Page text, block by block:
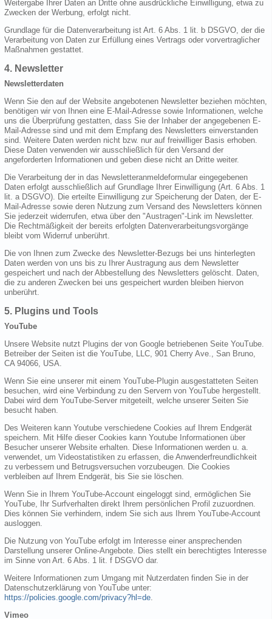
Weitergabe Ihrer Daten an Dritte ohne ausdrückliche Einwilligung, etwa zu
Zwecken der Werbung, erfolgt nicht.
Grundlage für die Datenverarbeitung ist Art. 6 Abs. 1 lit. b DSGVO, der die
Verarbeitung von Daten zur Erfüllung eines Vertrags oder vorvertraglicher
Maßnahmen gestattet.
4. Newsletter
Newsletterdaten
Wenn Sie den auf der Website angebotenen Newsletter beziehen möchten,
benötigen wir von Ihnen eine E-Mail-Adresse sowie Informationen, welche
uns die Überprüfung gestatten, dass Sie der Inhaber der angegebenen E-
Mail-Adresse sind und mit dem Empfang des Newsletters einverstanden
sind. Weitere Daten werden nicht bzw. nur auf freiwilliger Basis erhoben.
Diese Daten verwenden wir ausschließlich für den Versand der
angeforderten Informationen und geben diese nicht an Dritte weiter.
Die Verarbeitung der in das Newsletteranmeldeformular eingegebenen
Daten erfolgt ausschließlich auf Grundlage Ihrer Einwilligung (Art. 6 Abs. 1
lit. a DSGVO). Die erteilte Einwilligung zur Speicherung der Daten, der E-
Mail-Adresse sowie deren Nutzung zum Versand des Newsletters können
Sie jederzeit widerrufen, etwa über den "Austragen"-Link im Newsletter.
Die Rechtmäßigkeit der bereits erfolgten Datenverarbeitungsvorgänge
bleibt vom Widerruf unberührt.
Die von Ihnen zum Zwecke des Newsletter-Bezugs bei uns hinterlegten
Daten werden von uns bis zu Ihrer Austragung aus dem Newsletter
gespeichert und nach der Abbestellung des Newsletters gelöscht. Daten,
die zu anderen Zwecken bei uns gespeichert wurden bleiben hiervon
unberührt.
5. Plugins und Tools
YouTube
Unsere Website nutzt Plugins der von Google betriebenen Seite YouTube.
Betreiber der Seiten ist die YouTube, LLC, 901 Cherry Ave., San Bruno,
CA 94066, USA.
Wenn Sie eine unserer mit einem YouTube-Plugin ausgestatteten Seiten
besuchen, wird eine Verbindung zu den Servern von YouTube hergestellt.
Dabei wird dem YouTube-Server mitgeteilt, welche unserer Seiten Sie
besucht haben.
Des Weiteren kann Youtube verschiedene Cookies auf Ihrem Endgerät
speichern. Mit Hilfe dieser Cookies kann Youtube Informationen über
Besucher unserer Website erhalten. Diese Informationen werden u. a.
verwendet, um Videostatistiken zu erfassen, die Anwenderfreundlichkeit
zu verbessern und Betrugsversuchen vorzubeugen. Die Cookies
verbleiben auf Ihrem Endgerät, bis Sie sie löschen.
Wenn Sie in Ihrem YouTube-Account eingeloggt sind, ermöglichen Sie
YouTube, Ihr Surfverhalten direkt Ihrem persönlichen Profil zuzuordnen.
Dies können Sie verhindern, indem Sie sich aus Ihrem YouTube-Account
ausloggen.
Die Nutzung von YouTube erfolgt im Interesse einer ansprechenden
Darstellung unserer Online-Angebote. Dies stellt ein berechtigtes Interesse
im Sinne von Art. 6 Abs. 1 lit. f DSGVO dar.
Weitere Informationen zum Umgang mit Nutzerdaten finden Sie in der
Datenschutzerklärung von YouTube unter:
https://policies.google.com/privacy?hl=de
Vimeo